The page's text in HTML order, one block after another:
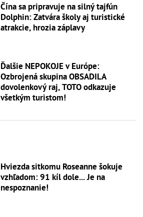
Čína sa pripravuje na silný tajfún
Dolphin: Zatvára školy aj turistické
atrakcie, hrozia záplavy
Ďalšie NEPOKOJE v Európe:
Ozbrojená skupina OBSADILA
dovolenkový raj, TOTO odkazuje
všetkým turistom!
Hviezda sitkomu Roseanne šokuje
vzhľadom: 91 kíl dole... Je na
nespoznanie!